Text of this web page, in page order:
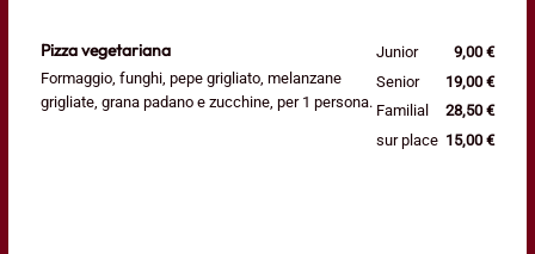
Pizza vegetariana
Formaggio, funghi, pepe grigliato, melanzane
grigliate, grana padano e zucchine, per 1 persona.
Junior
9,00 €
Senior
19,00 €
Familial
28,50 €
sur place 15,00 €